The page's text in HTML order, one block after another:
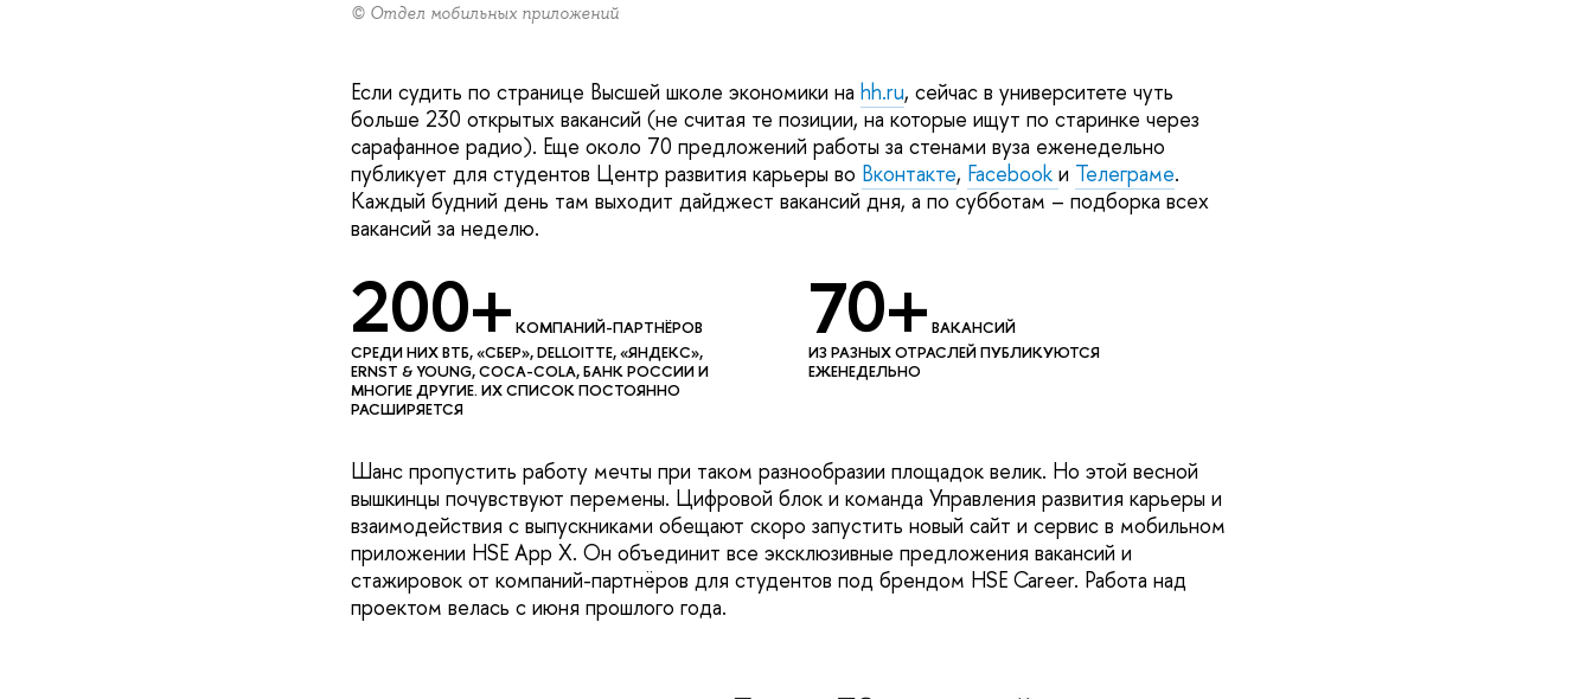
© Отдел мобильных приложений
Если судить по странице Высшей школе экономики на hh.ru, сейчас в университете чуть
больше 230 открытых вакансий (не считая те позиции, на которые ищут по старинке через
сарафанное радио). Еще около 70 предложений работы за стенами вуза еженедельно
публикует для студентов Центр развития карьеры во Вконтакте, Facebook и Телеграме.
Каждый будний день там выходит дайджест вакансий дня, а по субботам – подборка всех
вакансий за неделю.
200+ КОМПАНИЙ-ПАРТНЁРОВ
CРЕДИ НИХ ВТБ, «СБЕР», DELLOITTE, «ЯНДЕКС»,
ERNST & YOUNG, COCA-COLA, БАНК РОССИИ И
МНОГИЕ ДРУГИЕ. ИХ СПИСОК ПОСТОЯННО
РАСШИРЯЕТСЯ
70+ ВАКАНСИЙ
ИЗ РАЗНЫХ ОТРАСЛЕЙ ПУБЛИКУЮТСЯ
ЕЖЕНЕДЕЛЬНО
Шанс пропустить работу мечты при таком разнообразии площадок велик. Но этой весной
вышкинцы почувствуют перемены. Цифровой блок и команда Управления развития карьеры и
взаимодействия с выпускниками обещают скоро запустить новый сайт и сервис в мобильном
приложении HSE App X. Он объединит все эксклюзивные предложения вакансий и
стажировок от компаний-партнёров для студентов под брендом HSE Career. Работа над
проектом велась с июня прошлого года.